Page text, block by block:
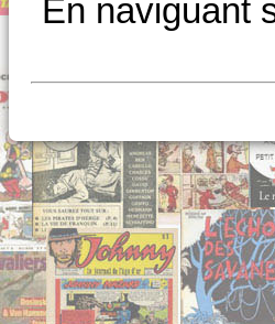
En naviguant